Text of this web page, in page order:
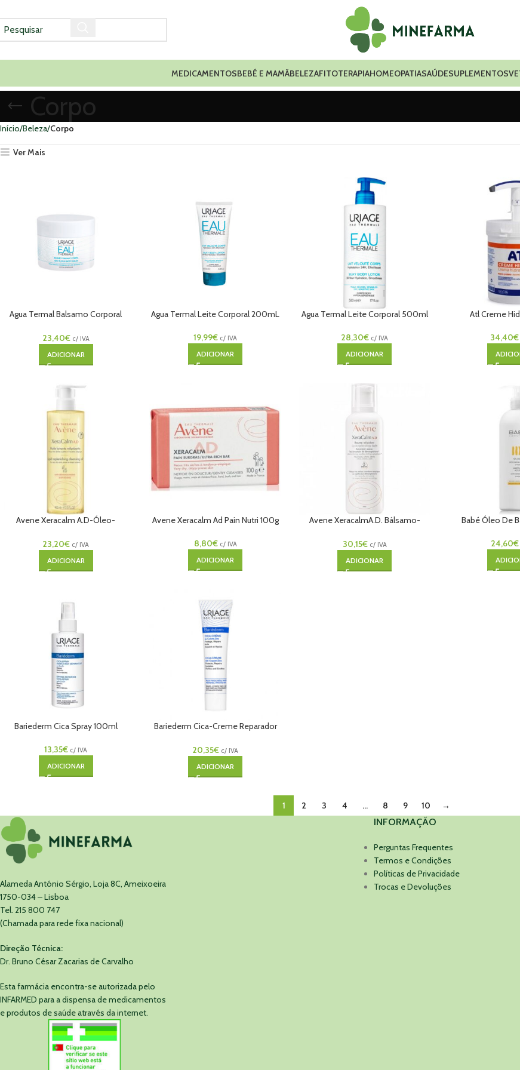
MEDICAMENTOSBEBÉ E MAMÃBELEZAFITOTERAPIAHOMEOPATIASAÚDESUPLEMENTOS
Corpo
Início Beleza Corpo
Ver Mais
Agua Termal Balsamo Corporal
23,40€ c/ IVA
ADICIONAR
Agua Termal Leite Corporal 200mL
19,99€ c/ IVA
ADICIONAR
Agua Termal Leite Corporal 500ml
28,30€ c/ IVA
ADICIONAR
Atl Creme
34,40€
Avene Xeracalm A.D-Óleo-
23,20€ c/ IVA
ADICIONAR
Avene Xeracalm Ad Pain Nutri 100g
8,80€ c/ IVA
ADICIONAR
Avene XeracalmA.D. Bálsamo-
30,15€ c/ IVA
ADICIONAR
Babé Óleo De
24,60€
Bariederm Cica Spray 100ml
13,35€ c/ IVA
ADICIONAR
Bariederm Cica-Creme Reparador
20,35€ c/ IVA
ADICIONAR
1 2 3 4 … 8 9 10 →
Alameda António Sérgio, Loja 8C, Ameixoeira
1750-034 – Lisboa
Tel. 215 800 747
(Chamada para rede fixa nacional)
Direção Técnica:
Dr. Bruno César Zacarias de Carvalho
Esta farmácia encontra-se autorizada pelo
INFARMED para a dispensa de medicamentos
e produtos de saúde através da internet.
INFORMAÇÃO
Perguntas Frequentes
Termos e Condições
Políticas de Privacidade
Trocas e Devoluções